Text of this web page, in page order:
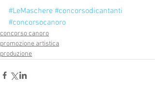
#LeMaschere #concorsodicantanti
#concorsocanoro
concorso canoro
promozione artistica
produzione